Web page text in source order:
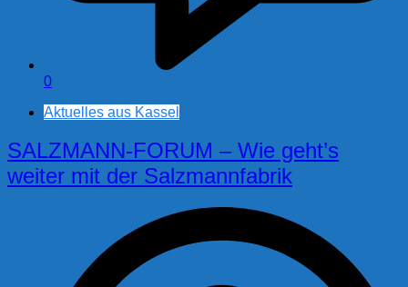
0
Aktuelles aus Kassel
SALZMANN-FORUM – Wie geht’s
weiter mit der Salzmannfabrik